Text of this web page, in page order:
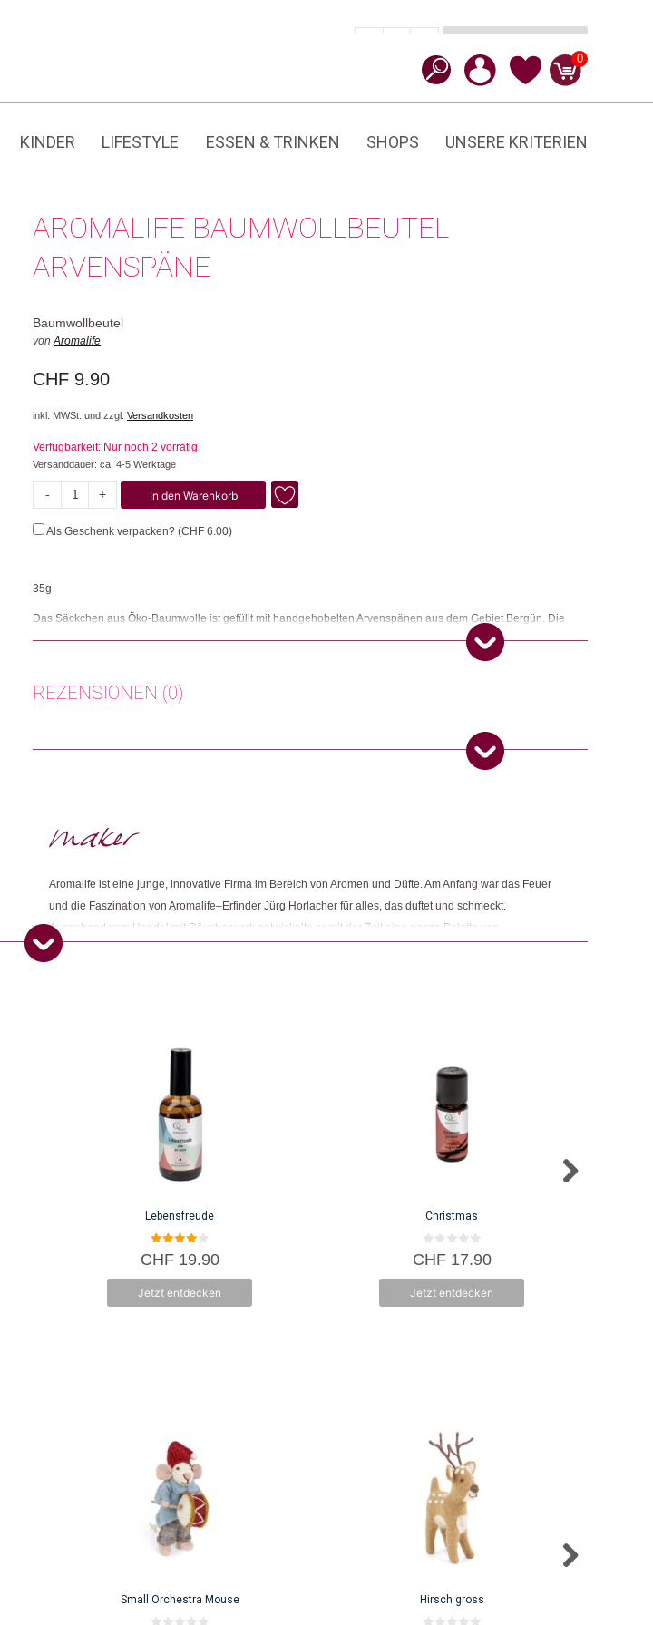
0
KINDER LIFESTYLE ESSEN & TRINKEN SHOPS UNSERE KRITERIEN
AROMALIFE BAUMWOLLBEUTEL
ARVENSPÄNE
Baumwollbeutel
vonAromalife
CHF 9.90
inkl. MWSt. und zzgl. Versandkosten
Verfügbarkeit: Nur noch 2 vorrätig
Versanddauer: ca. 4-5 Werktage
-
Arvenspäne
Menge
+ In den Warenkorb
Als Geschenk verpacken? (CHF 6.00)
35g
Das Säckchen aus Öko-Baumwolle ist gefüllt mit handgehobelten Arvenspänen aus dem Gebiet Bergün. Die
Arvenspäne können wie folgt verwendet werden: Das Duftsäckchen dient als Mottenschutz im Kleiderschrank.
Eine Handvoll in der Obstschale hält die Fruchtfliegen fern. Als kleines Arvenkissen im Bett für einen erholsamen
Duftsäckchens kann mit ein paar Tropfen Arvenöl verstärkt werden.
Dieses Produkt weiterempfehlen:
REZENSIONEN (0)
Aromalife ist eine junge, innovative Firma im Bereich von Aromen und Düfte. Am Anfang war das Feuer
und die Faszination von Aromalife–Erfinder Jürg Horlacher für alles, das duftet und schmeckt.
Ausgehend vom Handel mit Räucherwerk entwickelte er mit der Zeit eine ganze Palette von
aromatischen Produkten. Aromalife ist stolz auf ihre natürlichen Produkte, die Wohlbefinden, Gesundheit
Lebensfreude
4.00
von 5
CHF19.90
Jetzt entdecken
Christmas
0
v
5
CHF17.90
Jetzt entdecken
Small Orchestra Mouse Hirsch gross